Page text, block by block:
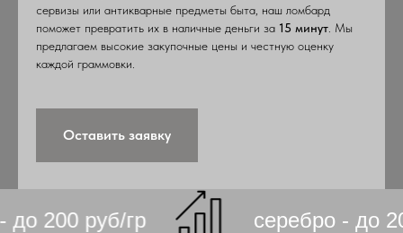
сервизы или антикварные предметы быта, наш ломбард
поможет превратить их в наличные деньги за 15 минут . Мы
предлагаем высокие закупочные цены и честную оценку
каждой граммовки.
Оставить заявку
- до 200 руб/гр серебро -